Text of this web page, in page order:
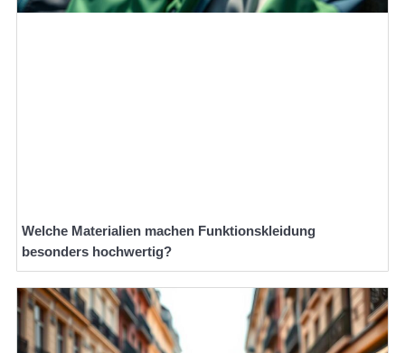
Welche Materialien machen Funktionskleidung
besonders hochwertig?